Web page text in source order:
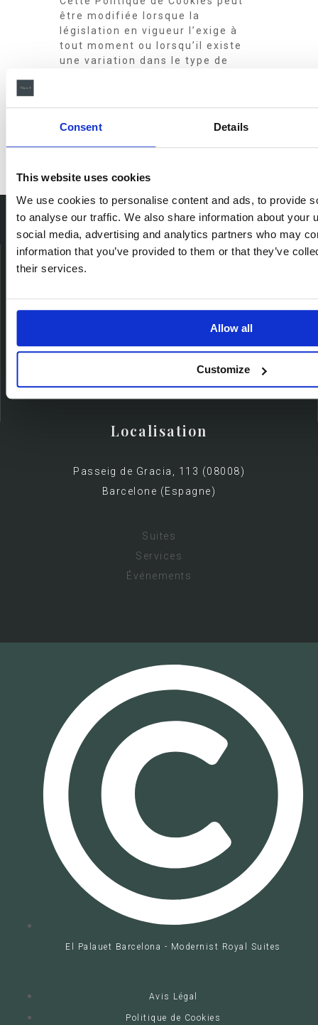
Consent Details
This website uses cookies
We use cookies to personalise content and ads, to provide
to analyse our traffic. We also share information about your
social media, advertising and analytics partners who may
information that you’ve provided to them or that they’ve
their services.
Allow all
Customize
être modifiée lorsque la
législation en vigueur l’exige à
tout moment ou lorsqu’il existe
une variation dans le type de
recommandons revoir cette
d’être correctement informé sur
utilisons des cookies.
Localisation
Passeig de Gracia, 113 (08008)
Barcelone (Espagne)
Suites
Services
Événements
El Palauet Barcelona - Modernist Royal Suites
Avis Légal
Politique de Cookies